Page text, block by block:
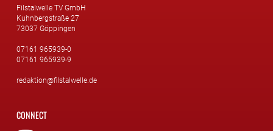
Filstalwelle TV GmbH
Kuhnbergstraße 27
73037 Göppingen
07161 965939-0
07161 965939-9
redaktion@filstalwelle.de
CONNECT